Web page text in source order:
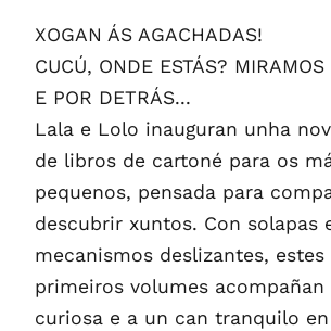
XOGAN ÁS AGACHADAS!
CUCÚ, ONDE ESTÁS?
E POR DETRÁS...
Lala e Lolo inauguran unha
de libros de cartoné para os
pequenos, pensada para
descubrir xuntos. Con solapas
mecanismos deslizantes, estes
primeiros volumes acompañan
curiosa e a un can tranquilo